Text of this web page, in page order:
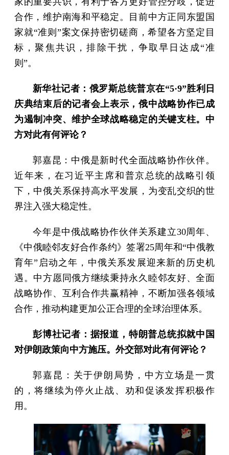
合作，维护南海和平稳定。目前中方正同东盟国
家就“准则”案文保持密切磋商，希望各方坚定目
标，聚焦共识，排除干扰，争取早日达成“准
则”。
新华社记者：俄罗斯总统普京在“5·9”胜利日
庆典结束后的记者会上表示，俄中战略协作已成
为遏制冲突、维护全球战略稳定的关键支柱。中
方对此有何评论？
郭嘉昆：中俄是新时代全面战略协作伙伴。
近年来，在习近平主席和普京总统的战略引领
下，中俄关系保持高水平发展，为变乱交织的世
界注入强大稳定性。
今年是中俄战略协作伙伴关系建立30周年、
《中俄睦邻友好合作条约》签署25周年和“中俄教
育年”启动之年，中俄关系发展迎来新的历史机
遇。中方愿同俄方继续秉持永久睦邻友好、全面
战略协作、互利合作共赢精神，不断加强各领域
合作，推动构建更加公正合理的全球治理体系。
彭博社记者：据报道，特朗普总统拟就中国
对伊朗政策向中方施压。外交部对此有何评论？
郭嘉昆：关于伊朗局势，中方立场是一贯
的，将继续为停火止战、劝和促谈发挥积极作
用。